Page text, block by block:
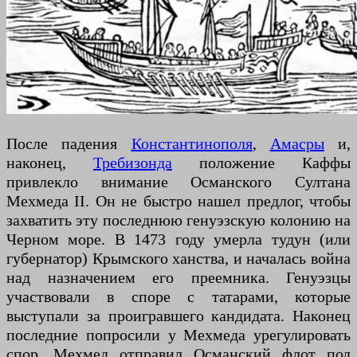
После падения Константинополя, Амасрыи,
наконец, Требизонда положение Каффы
привлекло внимание Османского Султана
Мехмеда II. Он не быстро нашел предлог, чтобы
захватить эту последнюю генуэзскую колонию на
Черном море. В 1473 году умерла тудун (или
губернатор) Крымского ханства, и началась война
над назначением его преемника. Генуэзцы
участвовали в споре с татарами, которые
выступали за проигравшего кандидата. Наконец
последние попросили у Мехмеда урегулировать